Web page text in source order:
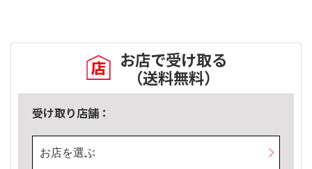
お店で受け取る
（送料無料）
受け取り店舗：
お店を選ぶ